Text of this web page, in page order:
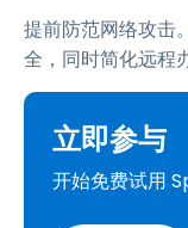
提前防范网络攻击
全，同时简化远程
立即参与
开始免费试用